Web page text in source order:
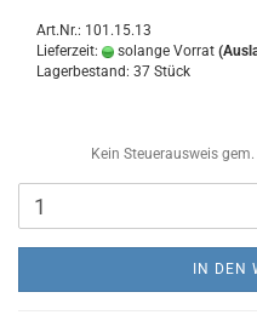
Art.Nr.: 101.15.13
Lieferzeit:
solange Vorrat
Lagerbestand: 37 Stück
Kein Steuerausweis
IN DEN